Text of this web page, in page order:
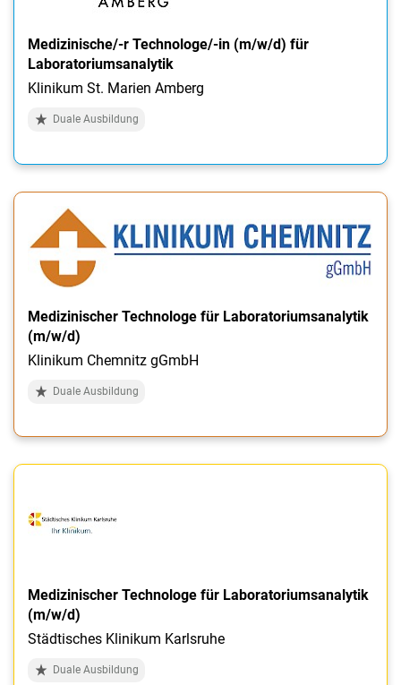
Medizinische/-r Technologe/-in (m/w/d) für
Laboratoriumsanalytik
Klinikum St. Marien Amberg
Duale Ausbildung
Medizinischer Technologe für Laboratoriumsanalytik
(m/w/d)
Klinikum Chemnitz gGmbH
Duale Ausbildung
Medizinischer Technologe für Laboratoriumsanalytik
(m/w/d)
Städtisches Klinikum Karlsruhe
Duale Ausbildung